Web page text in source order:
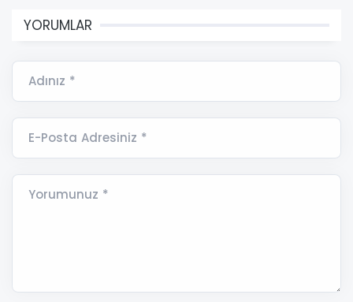
YORUMLAR
Adınız *
E-Posta Adresiniz *
Yorumunuz *